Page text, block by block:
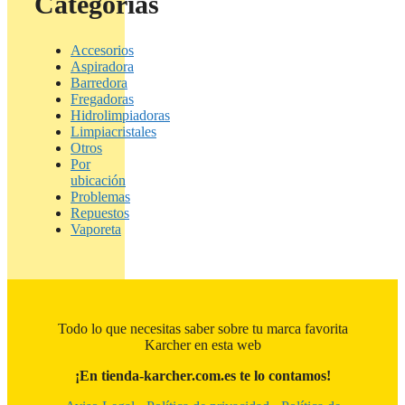
Accesorios
Aspiradora
Barredora
Fregadoras
Hidrolimpiadoras
Limpiacristales
Otros
Por
ubicación
Problemas
Repuestos
Vaporeta
Todo lo que necesitas saber sobre tu marca favorita
Karcher en esta web
¡En tienda-karcher.com.es te lo contamos!